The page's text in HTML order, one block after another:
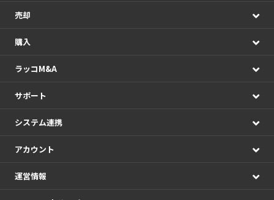
売却
購入
ラッコM&A
サポート
システム連携
アカウント
運営情報